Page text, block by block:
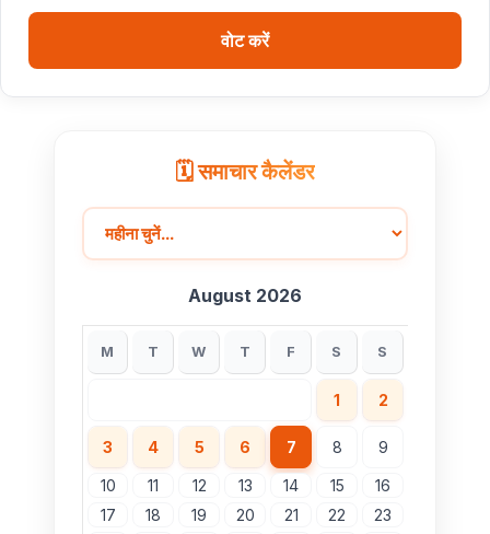
वोट करें
🗓️ समाचार कैलेंडर
August 2026
M T W T F S S
1 2
3 4 5 6 7 8 9
10 11 12 13 14 15
16
17
18 19 20 21 22
23